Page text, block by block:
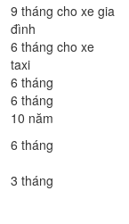
9 tháng cho xe gia
đình
6 tháng cho xe
taxi
6 tháng
6 tháng
10 năm
6 tháng
3 tháng